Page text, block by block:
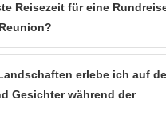
Reisezeit für eine
erlebe ich auf
Gesichter während der